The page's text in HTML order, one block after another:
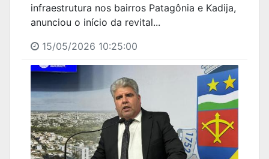
infraestrutura nos bairros Patagônia e Kadija,
anunciou o início da revital...
15/05/2026 10:25:00